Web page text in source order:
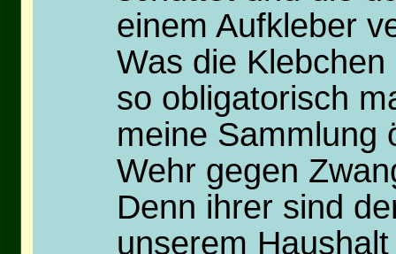
einem Aufkleber
Was die
so obligatorisch
meine Sammlung
Wehr gegen
Denn ihrer sind
unserem